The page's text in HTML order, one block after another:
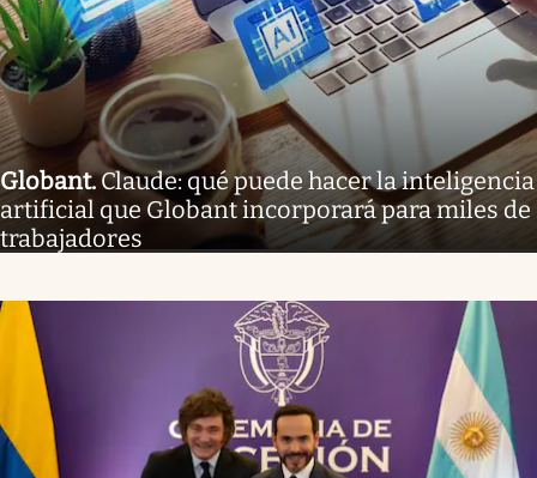
Globant.Claude: qué puede hacer la inteligencia
artificial que Globant incorporará para miles de
trabajadores